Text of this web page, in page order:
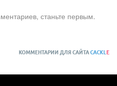
станьте первым.
КОММЕНТАРИИ ДЛЯ САЙТАCACKL E